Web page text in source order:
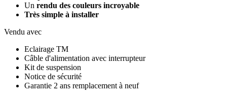
Un rendu des couleurs incroyable
Très simple à installer
Vendu avec
Eclairage TM
Câble d'alimentation avec interrupteur
Kit de suspension
Notice de sécurité
Garantie 2 ans remplacement à neuf